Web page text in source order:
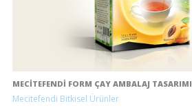
MECITEFENDI FORM ÇAY AMBALAJ TASARIMI
Mecitefendi Bitkisel Ürünler